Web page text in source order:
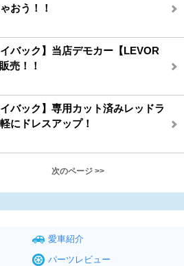
おう！！
イバック】当店デモカー【LEVOR
売！！
イバック】専用カット済みレッドラ
にドレスアップ！
次のページ >>
愛車紹介
パーツレビュー